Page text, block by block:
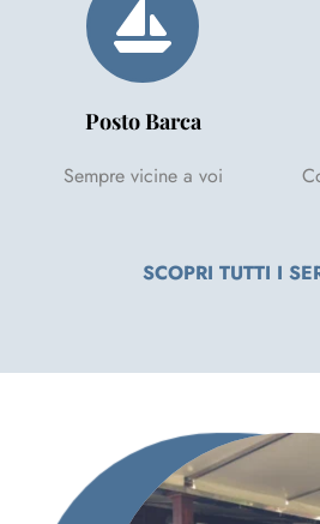
Posto Barca
Sempre vicine a voi
SCOPRI TUTTI I